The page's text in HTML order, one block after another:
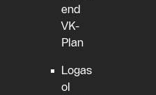
end
VK-
Plan
Logas
ol